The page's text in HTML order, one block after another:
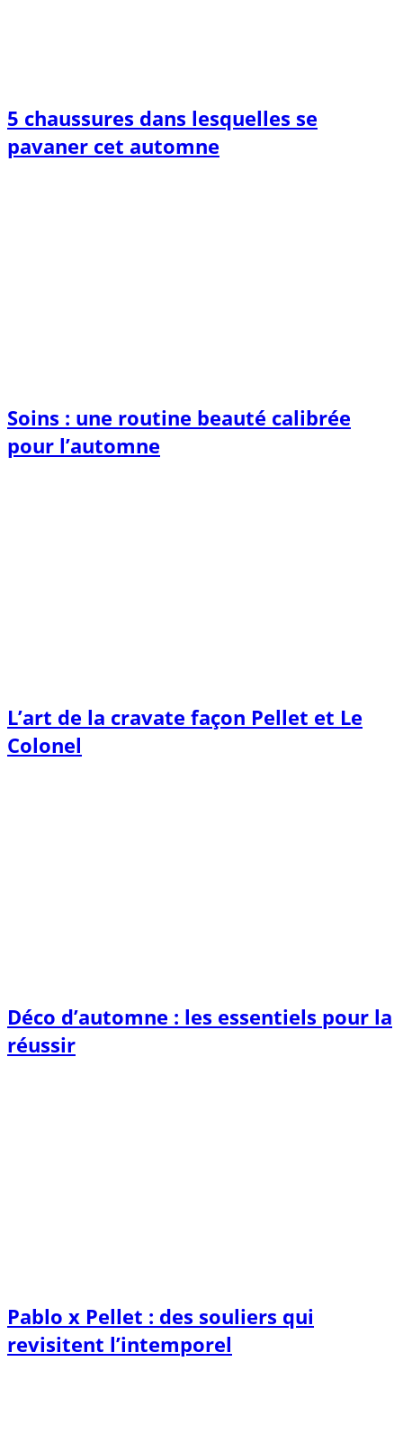
5 chaussures dans lesquelles se
pavaner cet automne
Soins : une routine beauté calibrée
pour l’automne
L’art de la cravate façon Pellet et Le
Colonel
Déco d’automne : les essentiels pour la
réussir
Pablo x Pellet : des souliers qui
revisitent l’intemporel